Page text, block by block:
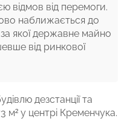
відмов від перемоги.
наближається до
за якої державне майно
від ринкової
дезстанції та
м² у центрі Кременчука.